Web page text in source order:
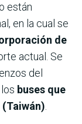
están
en la cual se
de
actual. Se
del
buses que
(Taiwán)